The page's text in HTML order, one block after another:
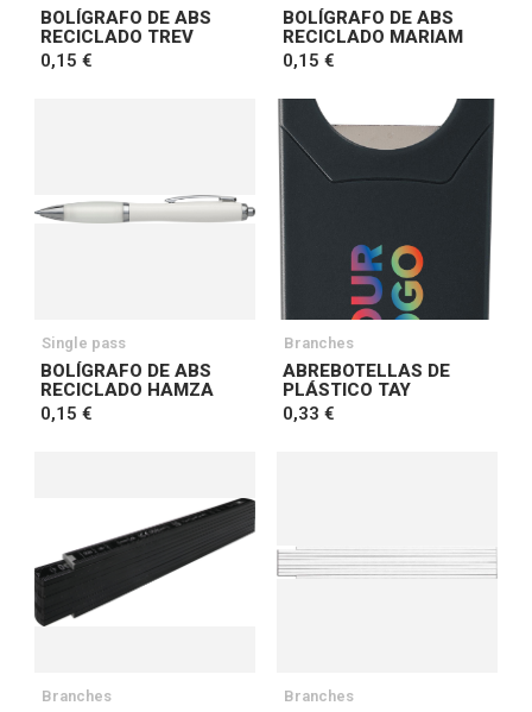
BOLÍGRAFO DE ABS
RECICLADO TREV
0,15 €
BOLÍGRAFO DE ABS
RECICLADO MARIAM
0,15 €
Single pass
BOLÍGRAFO DE ABS
RECICLADO HAMZA
0,15 €
Branches
ABREBOTELLAS DE
PLÁSTICO TAY
0,33 €
Branches Branches